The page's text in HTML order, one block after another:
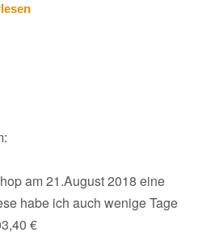
am 21.August 2018 eine
habe ich auch wenige Tage
€